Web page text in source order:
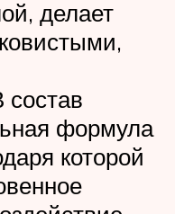
делает
формула
которой